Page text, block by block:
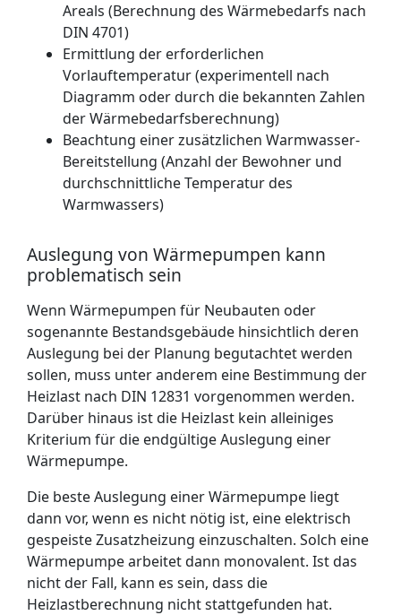
Areals (Berechnung des Wärmebedarfs nach
DIN 4701)
Ermittlung der erforderlichen
Vorlauftemperatur (experimentell nach
Diagramm oder durch die bekannten Zahlen
der Wärmebedarfsberechnung)
Beachtung einer zusätzlichen Warmwasser-
Bereitstellung (Anzahl der Bewohner und
durchschnittliche Temperatur des
Warmwassers)
Auslegung von Wärmepumpen kann
problematisch sein
Wenn Wärmepumpen für Neubauten oder
sogenannte Bestandsgebäude hinsichtlich deren
Auslegung bei der Planung begutachtet werden
sollen, muss unter anderem eine Bestimmung der
Heizlast nach DIN 12831 vorgenommen werden.
Darüber hinaus ist die Heizlast kein alleiniges
Kriterium für die endgültige Auslegung einer
Wärmepumpe.
Die beste Auslegung einer Wärmepumpe liegt
dann vor, wenn es nicht nötig ist, eine elektrisch
gespeiste Zusatzheizung einzuschalten. Solch eine
Wärmepumpe arbeitet dann monovalent. Ist das
nicht der Fall, kann es sein, dass die
Heizlastberechnung nicht stattgefunden hat.